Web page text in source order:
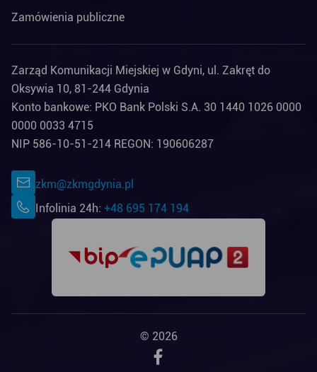
Zamówienia publiczne
Zarząd Komunikacji Miejskiej w Gdyni, ul. Zakręt do
Oksywia 10, 81-244 Gdynia
Konto bankowe: PKO Bank Polski S.A. 30 1440 1026 0000
0000 0033 4715
NIP 586-10-51-214 REGON: 190606287
zkm@zkmgdynia.pl
Infolinia 24h: +48 695 174 194
© 2026